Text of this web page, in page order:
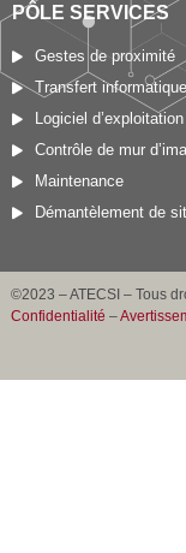
PÔLE SERVICES
Gestes de proximité
Transfert informatique
Logiciel d’exploitation
Contrôle de mur
Maintenance
Démantèlement de
©2023 – ATECSI – Tous
Confidentialité –